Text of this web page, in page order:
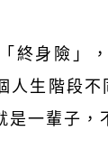
終身險」
人生階段不
是一輩子